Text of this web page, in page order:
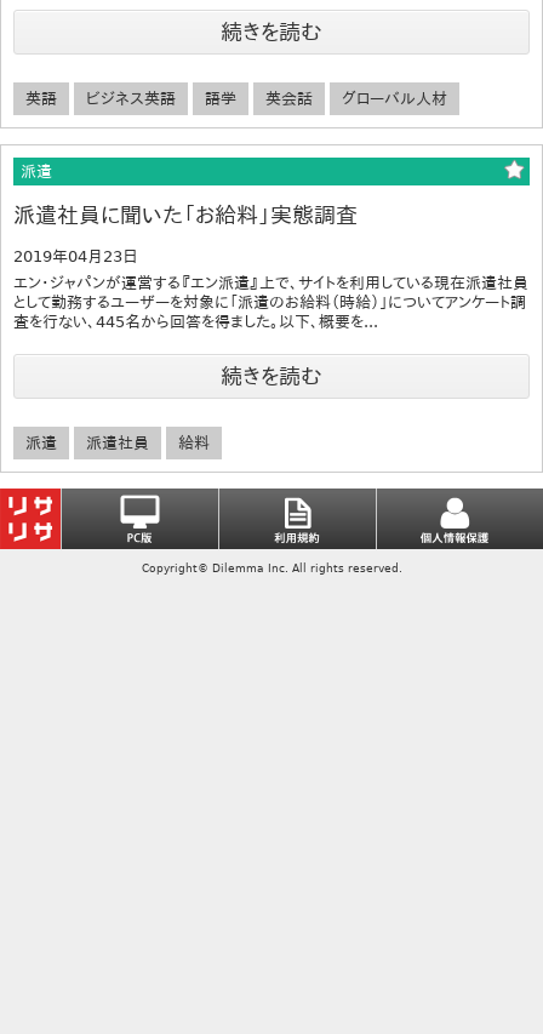
続きを読む
英語 ビジネス英語 語学 英会話 グローバル人材
派遣
派遣社員に聞いた「お給料」実態調査
2019年04月23日
エン・ジャパンが運営する『エン派遣』上で、サイトを利用している現在派遣社員
として勤務するユーザーを対象に「派遣のお給料（時給）」についてアンケート調
査を行ない、445名から回答を得ました。以下、概要を...
続きを読む
派遣 派遣社員 給料
Copyright© Dilemma Inc. All rights reserved.